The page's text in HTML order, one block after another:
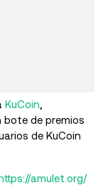
KuCoin
bote de premios
de KuCoin
amulet.org/